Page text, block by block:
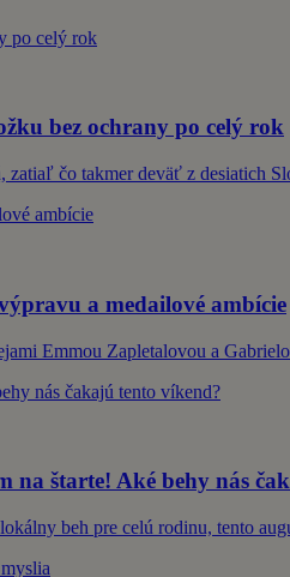
bez ochrany po celý rok
čo takmer deväť z desiatich
a medailové ambície
Emmou Zapletalovou a
na štarte! Aké behy nás
beh pre celú rodinu, tento